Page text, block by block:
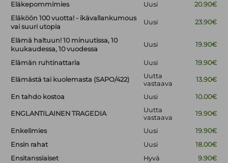
Eläkepommimies Uusi
20.90€
Eläköön 100 vuotta! - ikävallankumous
vai suuri utopia
Uusi 23.90€
Elämä haltuun! 10 minuutissa, 10
kuukaudessa, 10 vuodessa
Uusi 19.90€
Elämän ruhtinattaria Uusi 19.90€
Elämästä tai kuolemasta (SAPO/422)
Uutta
vastaava
13.90€
En tahdo kostoa Uusi 10.00€
ENGLANTILAINEN TRAGEDIA
Uutta
vastaava
19.90€
Enkelimies Uusi
19.90€
Ensin rahat
Uusi
18.00€
Ensitanssiaiset
Hyvä
9.90€